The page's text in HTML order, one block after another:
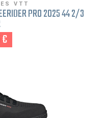
VTT
PRO 2025 44 2/3